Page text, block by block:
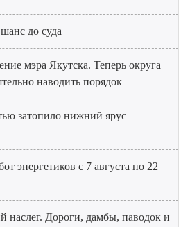
до суда
мэра Якутска. Теперь округа
наводить порядок
затопило нижний ярус
энергетиков с 7 августа по 22
наслег. Дороги, дамбы, паводок и